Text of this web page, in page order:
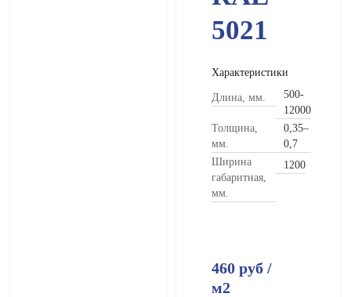
5021
Характеристики
Длина, мм.
500-
12000
Толщина,
мм.
0,35–
0,7
Ширина
габаритная,
мм.
1200
460 руб /
м2